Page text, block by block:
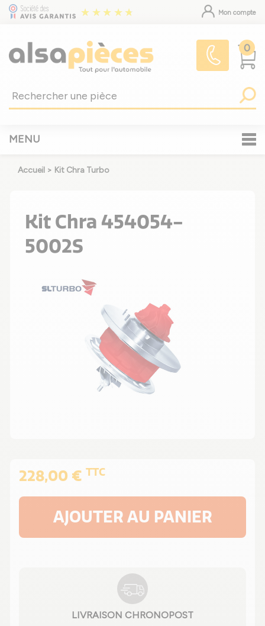
Mon compte
0
MENU
Accueil > Kit Chra Turbo
Kit Chra 454054-
5002S
228,00 € TTC
AJOUTER AU PANIER
LIVRAISON CHRONOPOST